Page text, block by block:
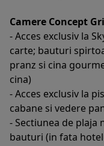
Camere Concept
- Acces exclusiv la
carte; bauturi
pranz si cina
cina)
- Acces exclusiv la
cabane si vedere
- Sectiunea de plaja
bauturi (in fata